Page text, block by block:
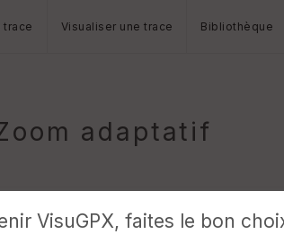
trace Visualiser une trace Bibliothèque
adaptatif
VisuGPX, faites le bon